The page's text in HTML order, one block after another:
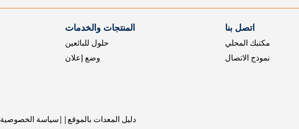
المنتجات والخدمات
حلول للبائعين
وضع إعلان
اتصل بنا
مكتبك المحلي
نموذج الاتصال
سياسة الخصوصية دليل المعدات بالموقع